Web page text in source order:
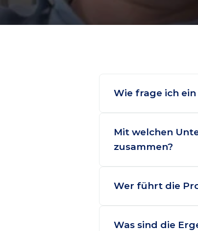
Wie frage ich
Mit welchen
zusammen?
Wer führt die
Was sind die